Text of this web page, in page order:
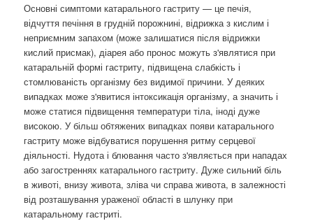
Основні симптоми катарального гастриту — це печія,
відчуття печіння в грудній порожнині, відрижка з кислим і
неприємним запахом (може залишатися після відрижки
кислий присмак), діарея або пронос можуть з'являтися при
катаральній формі гастриту, підвищена слабкість і
стомлюваність організму без видимої причини. У деяких
випадках може з'явитися інтоксикація організму, а значить і
може статися підвищення температури тіла, іноді дуже
високою. У більш обтяжених випадках появи катарального
гастриту може відбуватися порушення ритму серцевої
діяльності. Нудота і блювання часто з'являється при нападах
або загостреннях катарального гастриту. Дуже сильний біль
в животі, внизу живота, зліва чи справа живота, в залежності
від розташування ураженої області в шлунку при
катаральному гастриті.